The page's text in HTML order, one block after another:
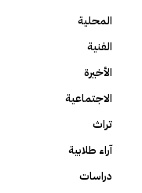
المحلية
الفنية
الأخيرة
الاجتماعية
تراث
آراء طلابية
دراسات